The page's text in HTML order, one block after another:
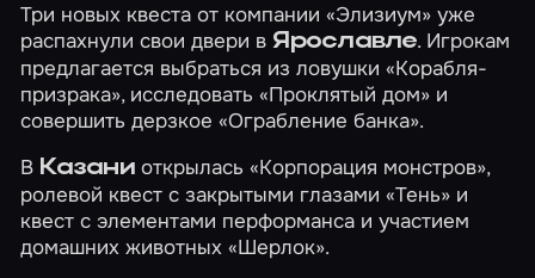
Три новых квеста от компании «Элизиум» уже
распахнули свои двери вЯрославле. Игрокам
предлагается выбраться из ловушки«Корабля-
призрака», исследовать«Проклятый дом» и
совершить дерзкое«Ограбление банка».
В Казаниоткрылась «Корпорация монстров»,
ролевой квест с закрытыми глазами«Тень» и
квест с элементами перформанса и участием
домашних животных«Шерлок».